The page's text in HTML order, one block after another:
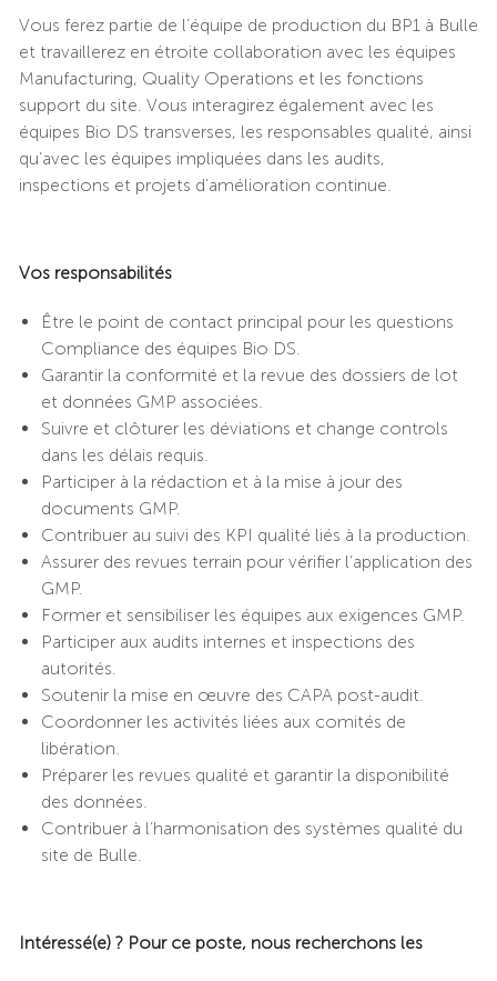
Vous ferez partie de l’équipe de production du BP1 à Bulle
et travaillerez en étroite collaboration avec les équipes
Manufacturing, Quality Operations et les fonctions
support du site. Vous interagirez également avec les
équipes Bio DS transverses, les responsables qualité, ainsi
qu’avec les équipes impliquées dans les audits,
inspections et projets d’amélioration continue.
Vos responsabilités
Être le point de contact principal pour les questions
Compliance des équipes Bio DS.
Garantir la conformité et la revue des dossiers de lot
et données GMP associées.
Suivre et clôturer les déviations et change controls
dans les délais requis.
Participer à la rédaction et à la mise à jour des
documents GMP.
Contribuer au suivi des KPI qualité liés à la production.
Assurer des revues terrain pour vérifier l’application des
GMP.
Former et sensibiliser les équipes aux exigences GMP.
Participer aux audits internes et inspections des
autorités.
Soutenir la mise en œuvre des CAPA post-audit.
Coordonner les activités liées aux comités de
libération.
Préparer les revues qualité et garantir la disponibilité
des données.
Contribuer à l’harmonisation des systèmes qualité du
site de Bulle.
Intéressé(e) ? Pour ce poste, nous recherchons les